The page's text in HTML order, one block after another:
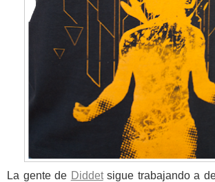
La gente de Diddetsigue trabajando a